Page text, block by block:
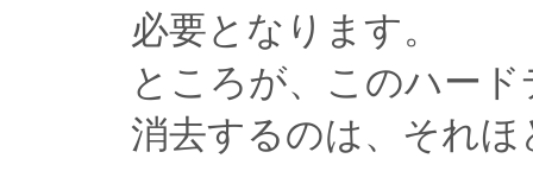
必要となります。
ところが、このハー
消去するのは、それ